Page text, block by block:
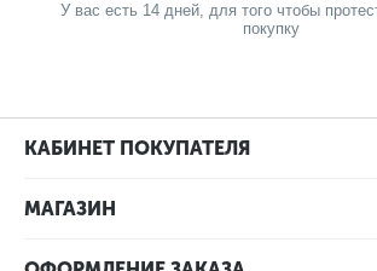
У вас есть 14 дней, для того чтобы
покупку
КАБИНЕТ ПОКУПАТЕЛЯ
МАГАЗИН